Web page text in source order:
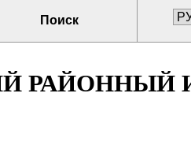
Поиск
РАЙОННЫЙ